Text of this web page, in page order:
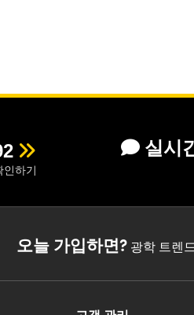
인하기
실시
오늘 가입하면?광학 트렌